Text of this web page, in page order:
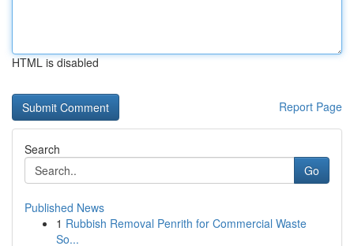
HTML is disabled
Report Page
Search
Go
Published News
1 Rubbish Removal Penrith for Commercial Waste
So...